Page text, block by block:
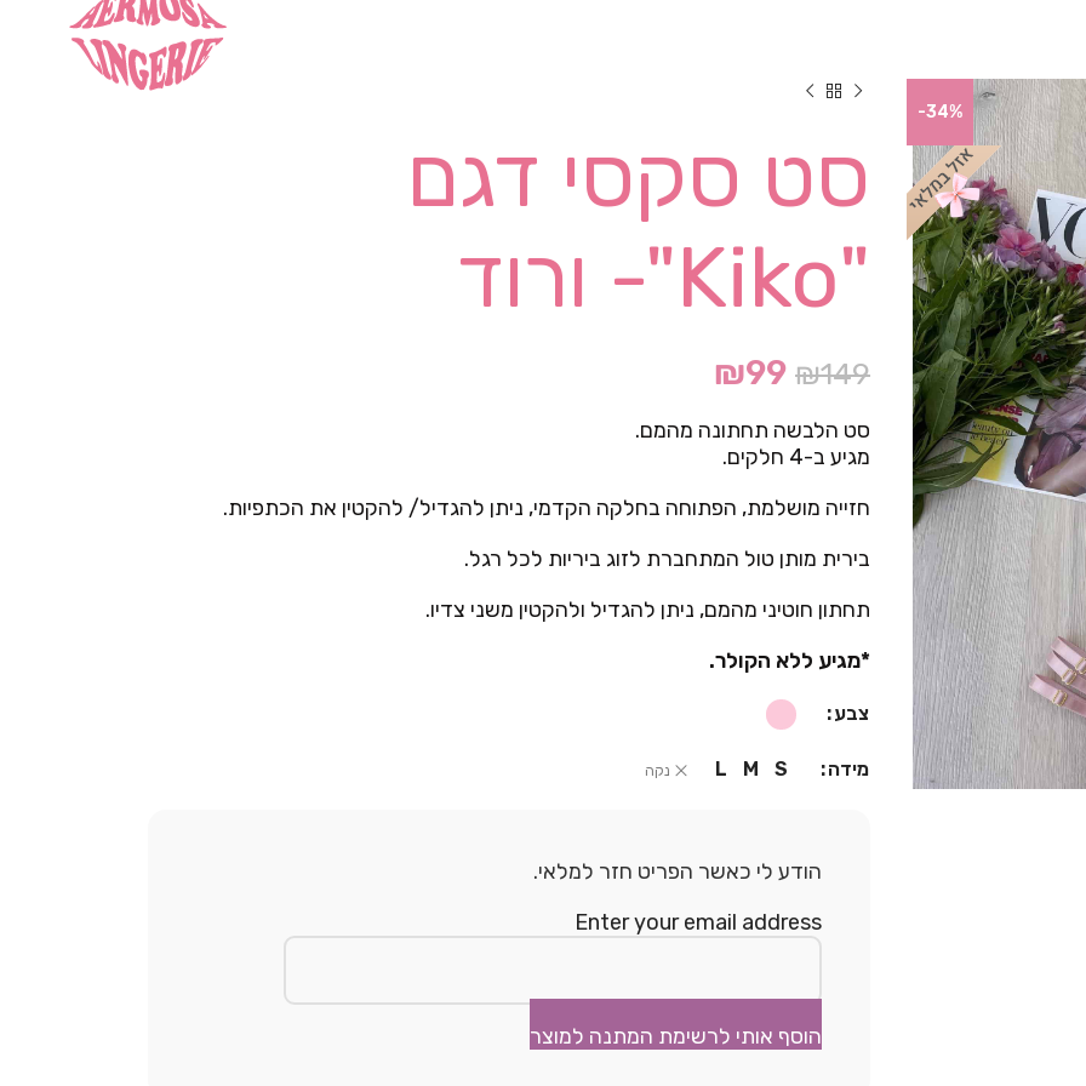
-34%
סט סקסי דגם
"Kiko"- ורוד
₪149
₪99
סט הלבשה תחתונה מהמם.
מגיע ב-4 חלקים.
חזייה מושלמת, הפתוחה בחלקה הקדמי, ניתן להגדיל/ להקטין את הכתפיות.
בירית מותן טול המתחברת לזוג ביריות לכל רגל.
תחתון חוטיני מהמם, ניתן להגדיל ולהקטין משני צדיו.
*מגיע ללא הקולר.
צבע
מידה S
M
L נקה
הודע לי כאשר הפריט חזר למלאי.
Enter your email address
הוסף אותי לרשימת המתנה למוצר